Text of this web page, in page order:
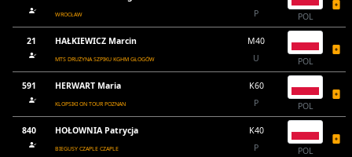
WROCŁAW
P
POL
21 HAŁKIEWICZ Marcin
MTS DRUŻYNA SZPIKU KGHM GŁOGÓW
M40
U
POL
591 HERWART Maria
KLOPSIKI ON TOUR POZNAN
K60
P
POL
840 HOŁOWNIA Patrycja
BIEGUSY CZAPLE CZAPLE
K40
P
POL